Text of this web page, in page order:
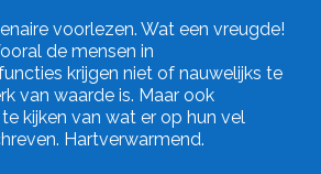
voorlezen. Wat een vreugde!
de mensen in
krijgen niet of nauwelijks te
van waarde is. Maar ook
kijken van wat er op hun vel
Hartverwarmend.